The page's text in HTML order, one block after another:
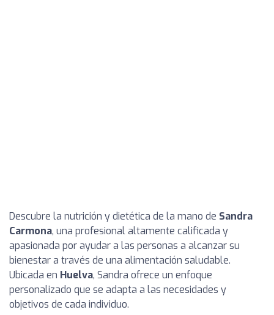
Descubre la nutrición y dietética de la mano de Sandra
Carmona, una profesional altamente calificada y
apasionada por ayudar a las personas a alcanzar su
bienestar a través de una alimentación saludable.
Ubicada en Huelva, Sandra ofrece un enfoque
personalizado que se adapta a las necesidades y
objetivos de cada individuo.